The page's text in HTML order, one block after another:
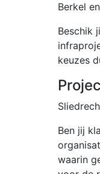
Berkel
Beschik
keuzes
Ben jij
waarin